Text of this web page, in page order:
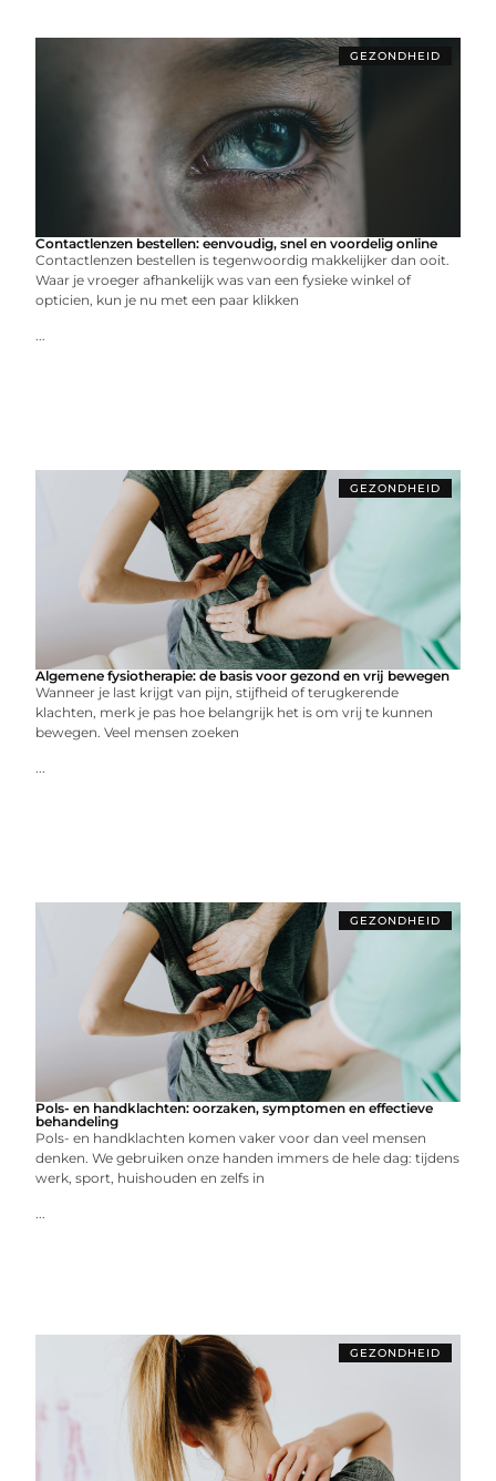
GEZONDHEID
Contactlenzen bestellen: eenvoudig, snel en voordelig online
Contactlenzen bestellen is tegenwoordig makkelijker dan ooit.
Waar je vroeger afhankelijk was van een fysieke winkel of
opticien, kun je nu met een paar klikken
...
GEZONDHEID
Algemene fysiotherapie: de basis voor gezond en vrij bewegen
Wanneer je last krijgt van pijn, stijfheid of terugkerende
klachten, merk je pas hoe belangrijk het is om vrij te kunnen
bewegen. Veel mensen zoeken
...
GEZONDHEID
Pols- en handklachten: oorzaken, symptomen en effectieve
behandeling
Pols- en handklachten komen vaker voor dan veel mensen
denken. We gebruiken onze handen immers de hele dag: tijdens
werk, sport, huishouden en zelfs in
...
GEZONDHEID